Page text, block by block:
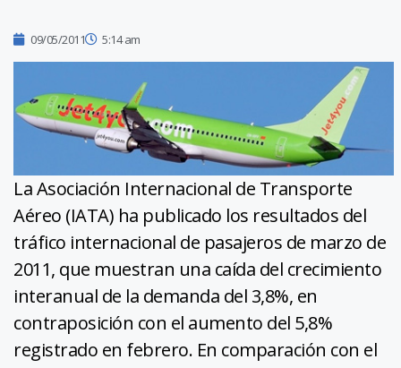
09/05/2011 5:14 am
La Asociación Internacional de Transporte
Aéreo (IATA) ha publicado los resultados del
tráfico internacional de pasajeros de marzo de
2011, que muestran una caída del crecimiento
interanual de la demanda del 3,8%, en
contraposición con el aumento del 5,8%
registrado en febrero. En comparación con el